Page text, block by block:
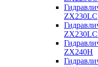
ZX230LC
ZX240H